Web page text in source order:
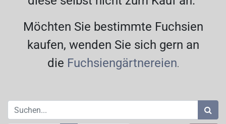
Möchten Sie bestimmte Fuchsien
kaufen, wenden Sie sich gern an
die Fuchsiengärtnereien.